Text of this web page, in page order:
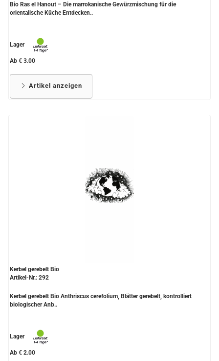
Bio Ras el Hanout – Die marrokanische Gewürzmischung für die
orientalische Küche Entdecken..
Lager
Ab € 3.00
Artikel anzeigen
Kerbel gerebelt Bio
Artikel-Nr.: 292
Kerbel gerebelt Bio Anthriscus cerefolium, Blätter gerebelt, kontrolliert
biologischer Anb..
Lager
Ab € 2.00